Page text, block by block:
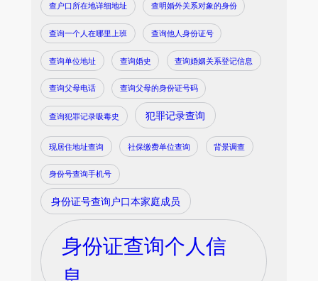
查户口所在地详细地址 查明婚外关系对象的身份
查询一个人在哪里上班 查询他人身份证号
查询单位地址 查询婚史 查询婚姻关系登记信息
查询父母电话 查询父母的身份证号码
查询犯罪记录吸毒史 犯罪记录查询
现居住地址查询 社保缴费单位查询 背景调查
身份号查询手机号
身份证号查询户口本家庭成员
身份证查询个人信